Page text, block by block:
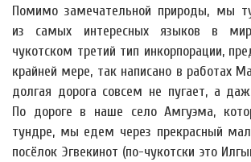
Помимо замечательной природы, мы
из самых интересных языков в
чукотском третий тип инкорпорации,
крайней мере, так написано в работах
долгая дорога совсем не пугает, а
По дороге в наше село Амгуэма,
тундре, мы едем через прекрасный
посёлок Эгвекинот (по-чукотски это